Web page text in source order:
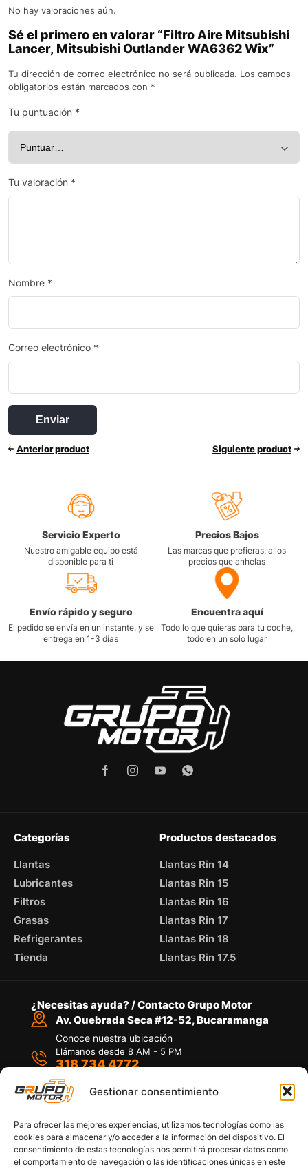
Gestionar consentimiento
Para ofrecer las mejores experiencias, utilizamos tecnologías como las
cookies para almacenar y/o acceder a la información del dispositivo. El
consentimiento de estas tecnologías nos permitirá procesar datos como
el comportamiento de navegación o las identificaciones únicas en este
No hay valoraciones aún.
Sé el primero en valorar “Filtro Aire Mitsubishi
Lancer, Mitsubishi Outlander WA6362 Wix”
Tu dirección de correo electrónico no será publicada. Los campos
obligatorios están marcados con *
Tu puntuación *
Tu valoración *
Nombre *
Correo electrónico *
Anterior product Siguiente product
Servicio Experto
Nuestro amigable equipo está
disponible para ti
Precios Bajos
Las marcas que prefieras, a los
precios que anhelas
Envío rápido y seguro
El pedido se envía en un instante, y se
entrega en 1-3 días
Encuentra aquí
Todo lo que quieras para tu coche,
todo en un solo lugar
Categorías
Llantas
Lubricantes
Filtros
Grasas
Refrigerantes
Tienda
Productos destacados
Llantas Rin 14
Llantas Rin 15
Llantas Rin 16
Llantas Rin 17
Llantas Rin 18
Llantas Rin 17.5
¿Necesitas ayuda? / Contacto Grupo Motor
Av. Quebrada Seca #12-52, Bucaramanga
Conoce nuestra ubicación
Llámanos desde 8 AM - 5 PM
318 734 4772
Por medio de WhatsApp